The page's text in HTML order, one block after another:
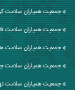
جمعیت همیاران سلامت
جمعیت همیاران سلامت
جمعیت همیاران سلامت
جمعیت همیاران سلامت
جمعیت همیاران سلامت